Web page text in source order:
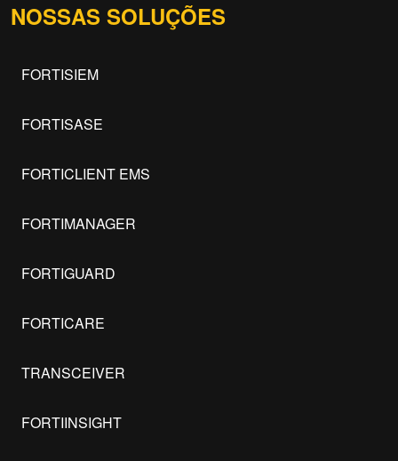
NOSSAS SOLUÇÕES
FORTISIEM
FORTISASE
FORTICLIENT EMS
FORTIMANAGER
FORTIGUARD
FORTICARE
TRANSCEIVER
FORTIINSIGHT